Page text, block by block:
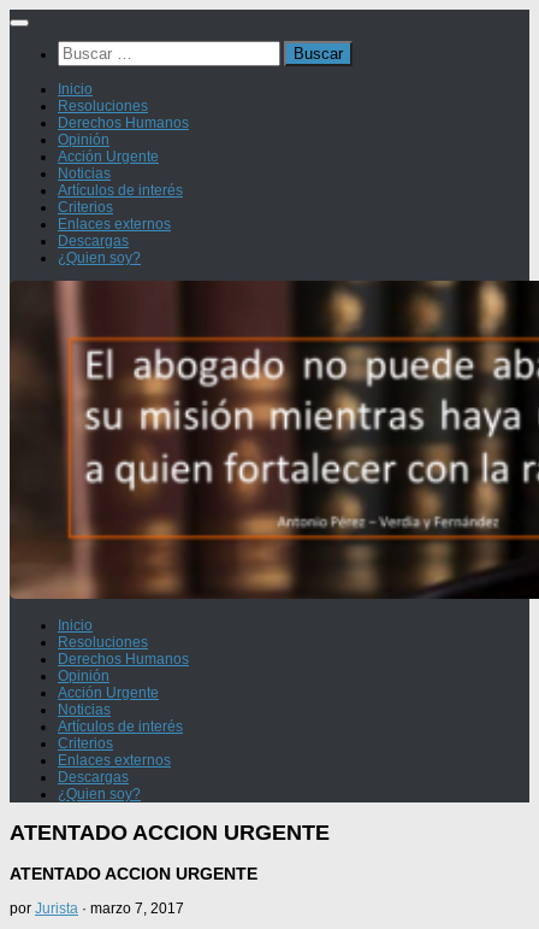
Saltar
contenidoBuscar:
Inicio
Resoluciones
Derechos Humanos
Opinión
Acción Urgente
Noticias
Artículos de interés
Criterios
Enlaces externos
Descargas
¿Quien soy?
Inicio
Resoluciones
Derechos Humanos
Opinión
Acción Urgente
Noticias
Artículos de interés
Criterios
Enlaces externos
Descargas
¿Quien soy?
ATENTADO ACCION URGENTE
ATENTADO ACCION URGENTE
por Jurista · marzo 7, 2017